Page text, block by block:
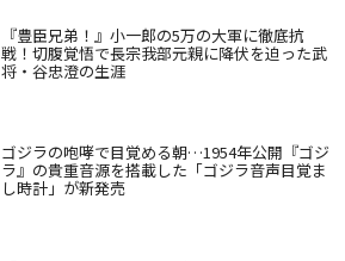
『豊臣兄弟！』小一郎の5万の大軍に徹底抗
戦！切腹覚悟で長宗我部元親に降伏を迫った武
将・谷忠澄の生涯
ゴジラの咆哮で目覚める朝…1954年公開『ゴジ
ラ』の貴重音源を搭載した「ゴジラ音声目覚ま
し時計」が新発売